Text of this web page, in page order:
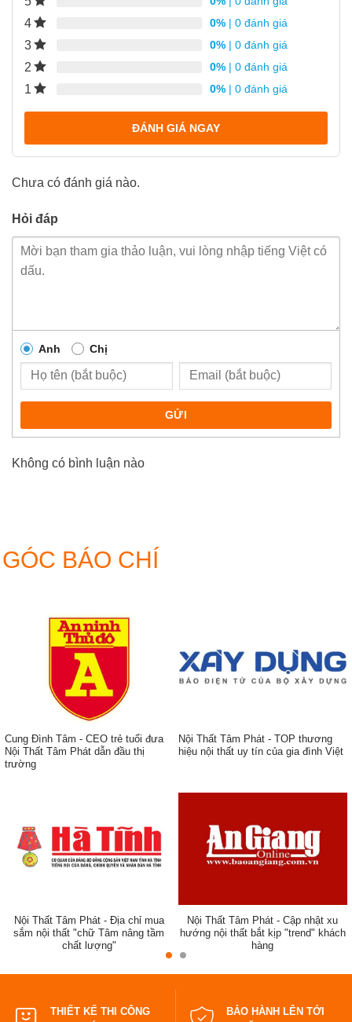
4 0% | 0 đánh giá
3 0% | 0 đánh giá
2 0% | 0 đánh giá
1 0% | 0 đánh giá
ĐÁNH GIÁ NGAY
Chưa có đánh giá nào.
Hỏi đáp
Anh Chị
GỬI
Không có bình luận nào
GÓC BÁO CHÍ
Cung Đình Tâm - CEO trẻ tuổi đưa
Nội Thất Tâm Phát dẫn đầu thị
trường
Nội Thất Tâm Phát - TOP thương
hiệu nội thất uy tín của gia đình Việt
Nội Thất Tâm Phát - Địa chỉ mua
sắm nội thất "chữ Tâm nâng tầm
chất lượng"
Nội Thất Tâm Phát - Cập nhật xu
hướng nội thất bắt kịp "trend" khách
hàng
THIẾT KẾ THI CÔNG
BẢO HÀNH LÊN TỚI